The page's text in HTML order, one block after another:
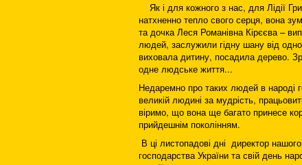
Як і для кожного з нас, для Лідії
натхненно тепло свого серця, вона
та дочка Леся Романівна Кірєєва –
людей, заслужили гідну шану від
виховала дитину, посадила дерево.
одне людське життя...
Недаремно про таких людей в народі
великій людині за мудрість,
віримо, що вона ще багато принесе
прийдешнім поколінням.
В ці листопадові дні директор
господарства України та свій день